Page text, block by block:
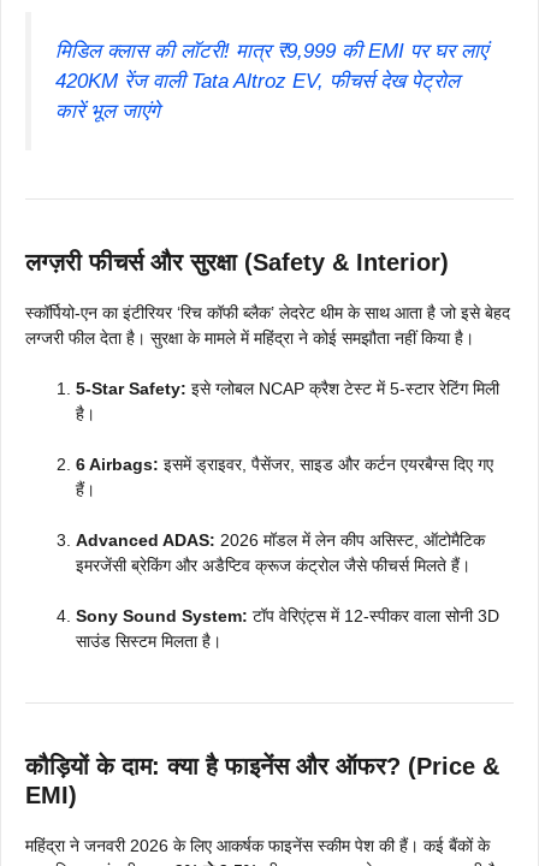
मिडिल क्लास की लॉटरी! मात्र ₹9,999 की EMI पर घर लाएं
420KM रेंज वाली Tata Altroz EV, फीचर्स देख पेट्रोल
कारें भूल जाएंगे
लग्ज़री फीचर्स और सुरक्षा (Safety & Interior)
स्कॉर्पियो-एन का इंटीरियर ‘रिच कॉफी ब्लैक’ लेदरेट थीम के साथ आता है जो इसे बेहद
लग्जरी फील देता है। सुरक्षा के मामले में महिंद्रा ने कोई समझौता नहीं किया है।
5-Star Safety: इसे ग्लोबल NCAP क्रैश टेस्ट में 5-स्टार रेटिंग मिली
है।
6 Airbags: इसमें ड्राइवर, पैसेंजर, साइड और कर्टन एयरबैग्स दिए गए
हैं।
Advanced ADAS: 2026 मॉडल में लेन कीप असिस्ट, ऑटोमैटिक
इमरजेंसी ब्रेकिंग और अडैप्टिव क्रूज कंट्रोल जैसे फीचर्स मिलते हैं।
Sony Sound System: टॉप वेरिएंट्स में 12-स्पीकर वाला सोनी 3D
साउंड सिस्टम मिलता है।
कौड़ियों के दाम: क्या है फाइनेंस और ऑफर? (Price &
EMI)
महिंद्रा ने जनवरी 2026 के लिए आकर्षक फाइनेंस स्कीम पेश की हैं। कई बैंकों के